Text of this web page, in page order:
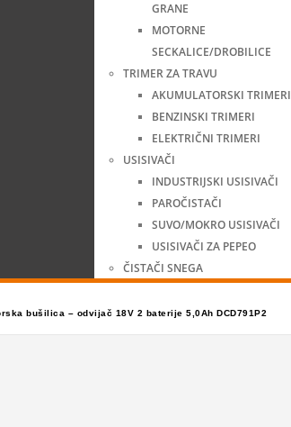
GRANE
MOTORNE
SECKALICE/DROBILICE
TRIMER ZA TRAVU
AKUMULATORSKI TRIMERI
BENZINSKI TRIMERI
ELEKTRIČNI TRIMERI
USISIVAČI
INDUSTRIJSKI USISIVAČI
PAROČISTAČI
SUVO/MOKRO USISIVAČI
USISIVAČI ZA PEPEO
ČISTAČI SNEGA
bušilica – odvijač 18V 2 baterije 5,0Ah DCD791P2